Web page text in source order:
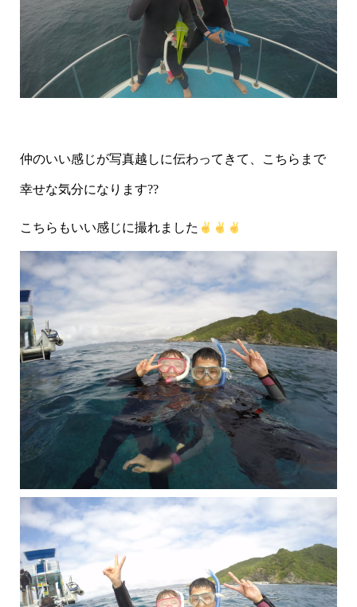
仲のいい感じが写真越しに伝わってきて、こちらまで
幸せな気分になります??
こちらもいい感じに撮れました